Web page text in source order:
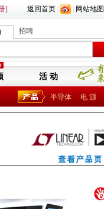
] 返回首页 网站地图
招聘
活 动
半导体 电 源